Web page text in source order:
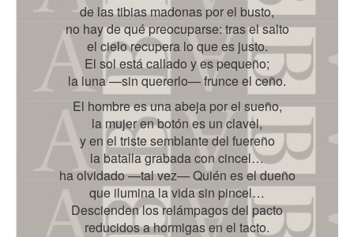
de las tibias madonas por el busto,
no hay de qué preocuparse: tras el salto
el cielo recupera lo que es justo.
El sol está callado y es pequeño;
la luna —sin quererlo— frunce el ceño.
El hombre es una abeja por el sueño,
la mujer en botón es un clavel,
y en el triste semblante del fuereño
la batalla grabada con cincel…
ha olvidado —tal vez— Quién es el dueño
que ilumina la vida sin pincel…
Descienden los relámpagos del pacto
reducidos a hormigas en el tacto.